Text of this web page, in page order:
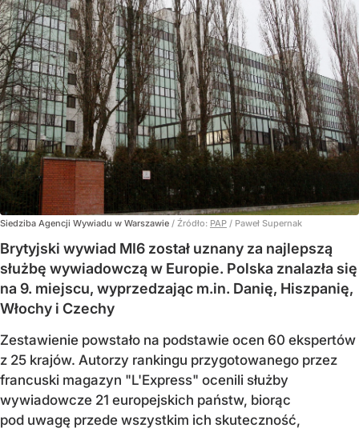
Siedziba Agencji Wywiadu w Warszawie / Źródło: PAP / Paweł Supernak
Brytyjski wywiad MI6 został uznany za najlepszą
służbę wywiadowczą w Europie. Polska znalazła się
na 9. miejscu, wyprzedzając m.in. Danię, Hiszpanię,
Włochy i Czechy
Zestawienie powstało na podstawie ocen 60 ekspertów
z 25 krajów. Autorzy rankingu przygotowanego przez
francuski magazyn "L'Express" ocenili służby
wywiadowcze 21 europejskich państw, biorąc
pod uwagę przede wszystkim ich skuteczność,